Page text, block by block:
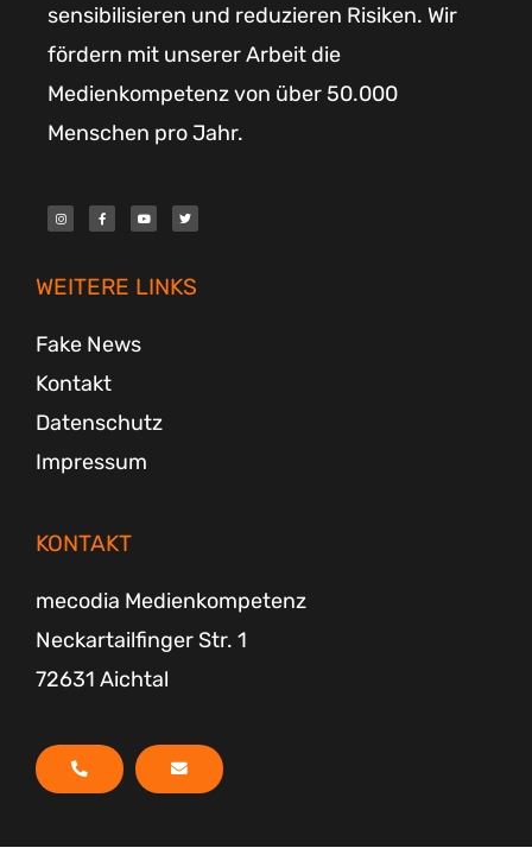
sensibilisieren und reduzieren Risiken. Wir
fördern mit unserer Arbeit die
Medienkompetenz von über 50.000
Menschen pro Jahr.
I
n
s
a
m
F
a
c
k
-
Y
o
u
T
w
i
WEITERE LINKS
Fake News
Kontakt
Datenschutz
Impressum
KONTAKT
mecodia Medienkompetenz
Neckartailfinger Str. 1
72631 Aichtal